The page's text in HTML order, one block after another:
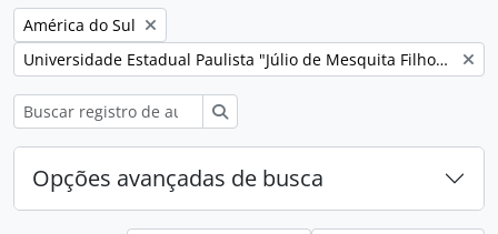
Remover filtro:
América do Sul
Remover filtro:
Universidade Estadual Paulista "Júlio de Mesquita Filho" (Unesp)
Opções avançadas de busca